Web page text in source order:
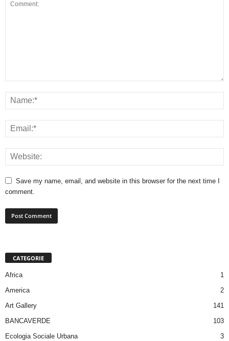
Save my name, email, and website in this browser for the next time I
comment.
CATEGORIE
Africa
1
America
2
Art Gallery
141
BANCAVERDE
103
Ecologia Sociale Urbana
3